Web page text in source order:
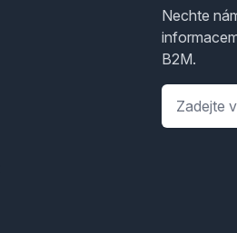
Nechte
B2M.
Telefon